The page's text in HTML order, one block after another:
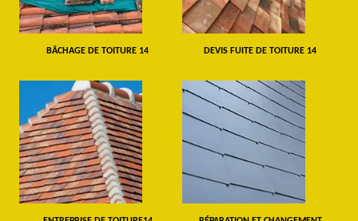
BÂCHAGE DE TOITURE 14 DEVIS FUITE DE TOITURE 14